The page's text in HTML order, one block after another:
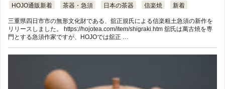
HOJO通販新着 茶器・急須 日本の茶器 信楽焼 新着
三重県四日市市の無形文化財である、舘正規氏による信楽粗土急須の新作を
リリースしました。 https://hojotea.com/item/shigraki.htm 舘氏は萬古焼を専
門とする急須作家ですが、HOJOでは舘正 …